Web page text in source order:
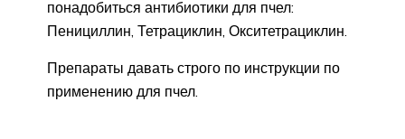
понадобиться антибиотики для пчел:
Пенициллин, Тетрациклин, Окситетрациклин.
Препараты давать строго по инструкции по
применению для пчел.